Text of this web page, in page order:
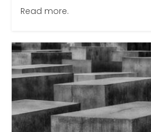
Read more.